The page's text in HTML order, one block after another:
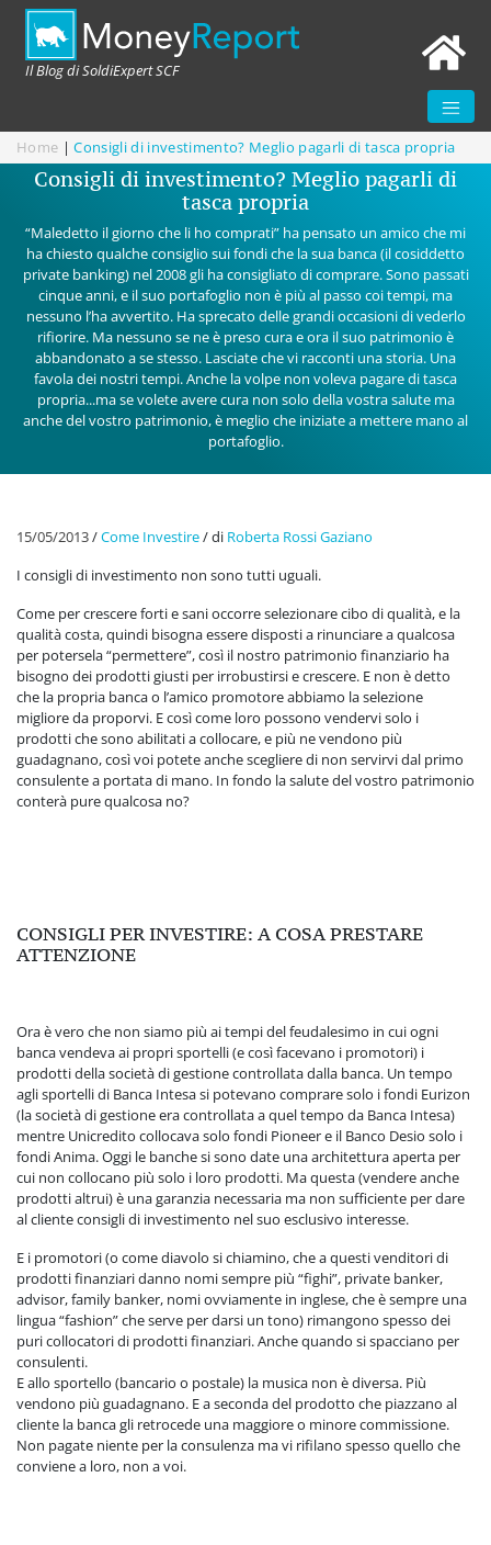
Il Blog di SoldiExpert SCF
Home |Consigli di investimento? Meglio pagarli di tasca propria
Consigli di investimento? Meglio pagarli di
tasca propria
“Maledetto il giorno che li ho comprati” ha pensato un amico che mi
ha chiesto qualche consiglio sui fondi che la sua banca (il cosiddetto
private banking) nel 2008 gli ha consigliato di comprare. Sono passati
cinque anni, e il suo portafoglio non è più al passo coi tempi, ma
nessuno l’ha avvertito. Ha sprecato delle grandi occasioni di vederlo
rifiorire. Ma nessuno se ne è preso cura e ora il suo patrimonio è
abbandonato a se stesso. Lasciate che vi racconti una storia. Una
favola dei nostri tempi. Anche la volpe non voleva pagare di tasca
propria...ma se volete avere cura non solo della vostra salute ma
anche del vostro patrimonio, è meglio che iniziate a mettere mano al
portafoglio.
15/05/2013/Come Investire/di Roberta Rossi Gaziano
I consigli di investimento non sono tutti uguali.
Come per crescere forti e sani occorre selezionare cibo di qualità, e la
qualità costa, quindi bisogna essere disposti a rinunciare a qualcosa
per potersela “permettere”, così il nostro patrimonio finanziario ha
bisogno dei prodotti giusti per irrobustirsi e crescere. E non è detto
che la propria banca o l’amico promotore abbiamo la selezione
migliore da proporvi. E così come loro possono vendervi solo i
prodotti che sono abilitati a collocare, e più ne vendono più
guadagnano, così voi potete anche scegliere di non servirvi dal primo
consulente a portata di mano. In fondo la salute del vostro patrimonio
conterà pure qualcosa no?
CONSIGLI PER INVESTIRE: A COSA PRESTARE
ATTENZIONE
Ora è vero che non siamo più ai tempi del feudalesimo in cui ogni
banca vendeva ai propri sportelli (e così facevano i promotori) i
prodotti della società di gestione controllata dalla banca. Un tempo
agli sportelli di Banca Intesa si potevano comprare solo i fondi Eurizon
(la società di gestione era controllata a quel tempo da Banca Intesa)
mentre Unicredito collocava solo fondi Pioneer e il Banco Desio solo i
fondi Anima. Oggi le banche si sono date una architettura aperta per
cui non collocano più solo i loro prodotti. Ma questa (vendere anche
prodotti altrui) è una garanzia necessaria ma non sufficiente per dare
al cliente consigli di investimento nel suo esclusivo interesse.
E i promotori (o come diavolo si chiamino, che a questi venditori di
prodotti finanziari danno nomi sempre più “fighi”, private banker,
advisor, family banker, nomi ovviamente in inglese, che è sempre una
lingua “fashion” che serve per darsi un tono) rimangono spesso dei
puri collocatori di prodotti finanziari. Anche quando si spacciano per
consulenti.
E allo sportello (bancario o postale) la musica non è diversa. Più
vendono più guadagnano. E a seconda del prodotto che piazzano al
cliente la banca gli retrocede una maggiore o minore commissione.
Non pagate niente per la consulenza ma vi rifilano spesso quello che
conviene a loro, non a voi.